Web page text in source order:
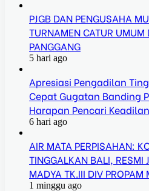
PJGB DAN PENGUSAHA
TURNAMEN CATUR
PANGGANG
5 hari ago
Apresiasi Pengadilan
Cepat Gugatan Banding
Harapan Pencari Keadilan
6 hari ago
AIR MATA PERPISAHAN:
TINGGALKAN BALI, RESMI
MADYA TK.III DIV PROPAM
1 minggu ago